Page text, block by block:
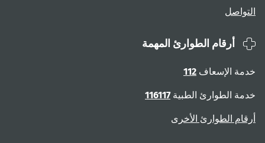
التواصل
أرقام الطوارئ المهمة
خدمة الإسعاف 112
خدمة الطوارئ الطبية116117
أرقام الطوارئ الأخرى